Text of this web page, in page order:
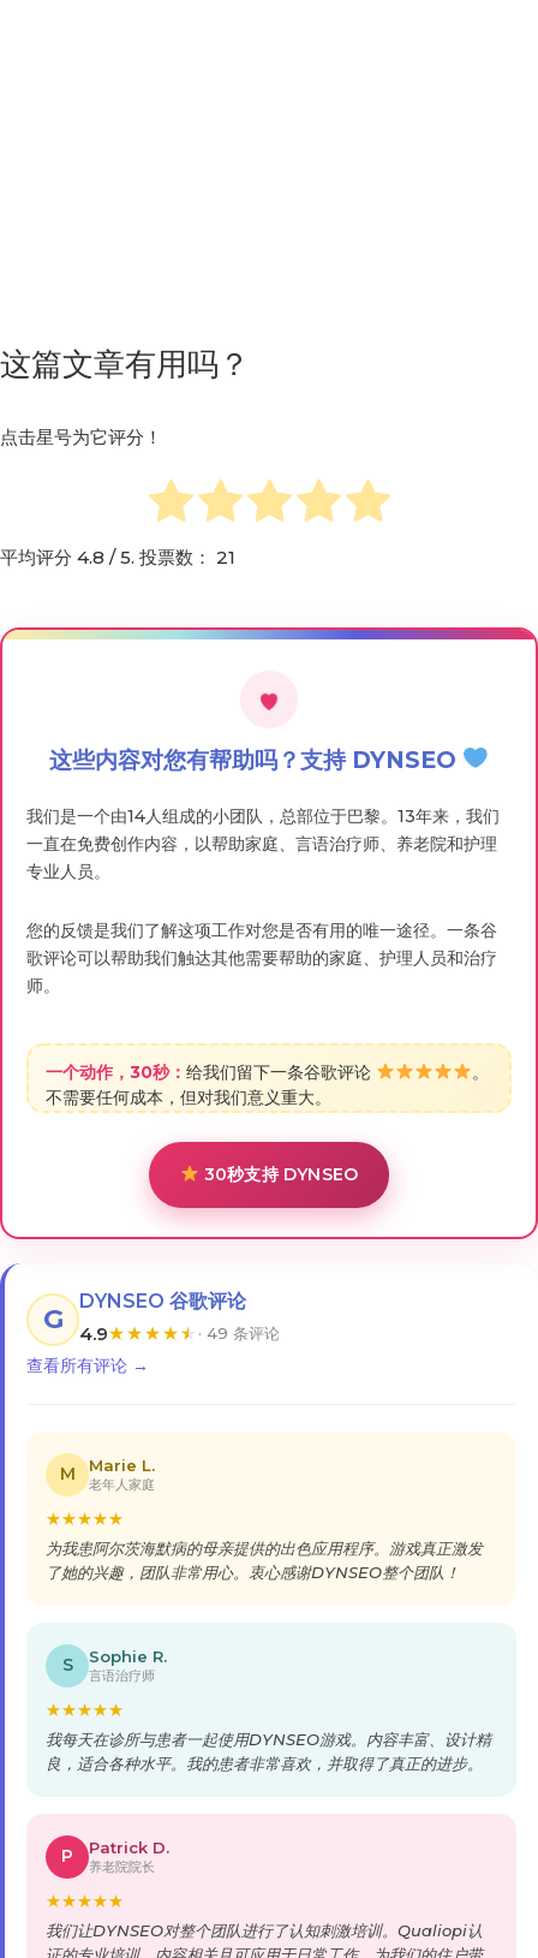
这篇文章有用吗？
点击星号为它评分！
平均评分 4.8 / 5. 投票数： 21
这些内容对您有帮助吗？支持 DYNSEO
我们是一个由14人组成的小团队，总部位于巴黎。13年来，我们
一直在免费创作内容，以帮助家庭、言语治疗师、养老院和护理
专业人员。
您的反馈是我们了解这项工作对您是否有用的唯一途径。一条谷
歌评论可以帮助我们触达其他需要帮助的家庭、护理人员和治疗
师。
一个动作，30秒： 给我们留下一条谷歌评论
。
不需要任何成本，但对我们意义重大。
30秒支持 DYNSEO
G
DYNSEO 谷歌评论
4.9★★★★★ · 49 条评论
查看所有评论 →
M Marie L.
老年人家庭
★★★★★
为我患阿尔茨海默病的母亲提供的出色应用程序。游戏真正激发
了她的兴趣，团队非常用心。衷心感谢DYNSEO整个团队！
S Sophie R.
言语治疗师
★★★★★
我每天在诊所与患者一起使用DYNSEO游戏。内容丰富、设计精
良，适合各种水平。我的患者非常喜欢，并取得了真正的进步。
P Patrick D.
养老院院长
★★★★★
我们让DYNSEO对整个团队进行了认知刺激培训。Qualiopi认
证的专业培训，内容相关且可应用于日常工作。为我们的住户带